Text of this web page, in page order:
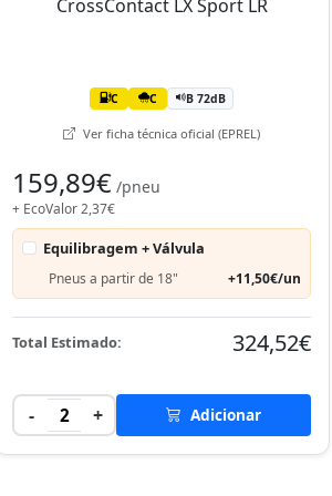
C C B 72dB
Ver ficha técnica oficial (EPREL)
159,89€ /pneu
+ EcoValor 2,37€
Equilibragem + Válvula
Pneus a partir de 18" +11,50€/un
Total Estimado: 324,52€
- 2 + Adicionar